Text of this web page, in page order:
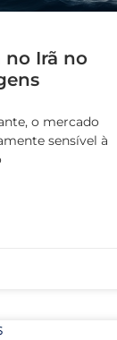
Irã no
o mercado
sensível à